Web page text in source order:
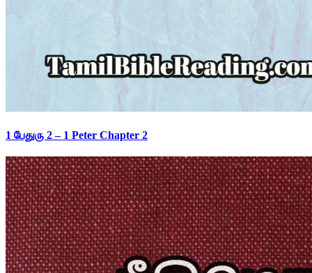
1 பேதுரு 2 – 1 Peter Chapter 2